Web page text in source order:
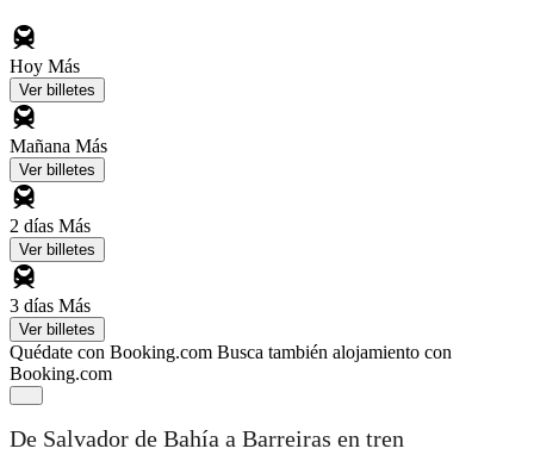
Hoy Más
Ver billetes
Mañana Más
Ver billetes
2 días Más
Ver billetes
3 días Más
Ver billetes
Quédate con Booking.com Busca también alojamiento con
Booking.com
De Salvador de Bahía a Barreiras en tren